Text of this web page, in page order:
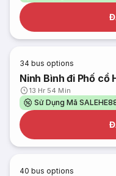
34 bus options
Ninh Bình đi Phố cổ
13 Hr 54 Min
Sử Dụng Mã
40 bus options